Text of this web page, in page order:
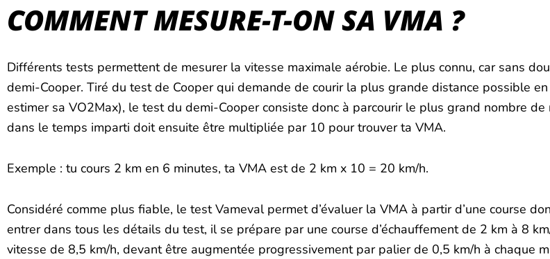
COMMENT MESURE-T-ON SA VMA ?
Différents tests permettent de mesurer la vitesse maximale aérobie. Le plus connu, car sans
demi-Cooper. Tiré du test de Cooper qui demande de courir la plus grande distance possible
estimer sa VO2Max), le test du demi-Cooper consiste donc à parcourir le plus grand nombre
dans le temps imparti doit ensuite être multipliée par 10 pour trouver ta VMA.
Exemple : tu cours 2 km en 6 minutes, ta VMA est de 2 km x 10 = 20 km/h.
Considéré comme plus fiable, le test Vameval permet d’évaluer la VMA à partir d’une course
entrer dans tous les détails du test, il se prépare par une course d’échauffement de 2 km à 8
vitesse de 8,5 km/h, devant être augmentée progressivement par palier de 0,5 km/h à chaque